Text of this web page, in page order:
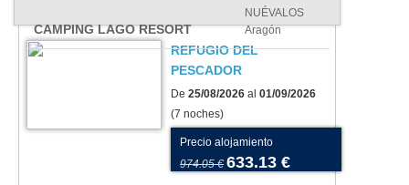
CAMPING LAGO RESORT
NUÉVALOS
Aragón
REFUGIO DEL
PESCADOR
De 25/08/2026 al 01/09/2026
(7 noches)
Precio alojamiento
974.05 € 633.13 €